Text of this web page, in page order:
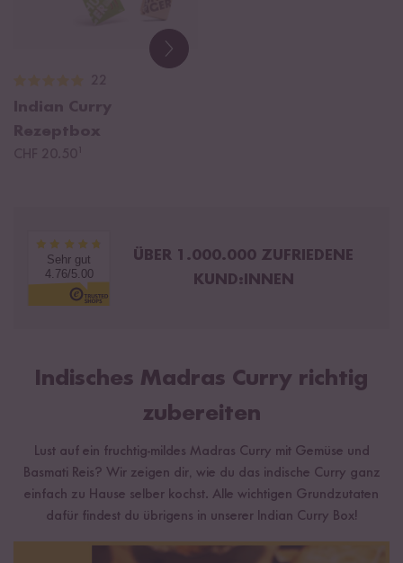
Sehr gut
4.76/5.00
ÜBER 1.000.000 ZUFRIEDENE
KUND:INNEN
Indisches Madras Curry richtig
zubereiten
Lust auf ein fruchtig-mildes Madras Curry mit Gemüse und
Basmati Reis? Wir zeigen dir, wie du das indische Curry ganz
einfach zu Hause selber kochst. Alle wichtigen Grundzutaten
dafür findest du übrigens in unserer Indian Curry Box!